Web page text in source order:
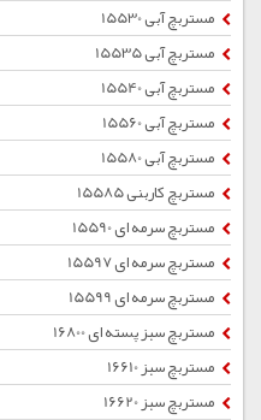
مستربچ آبی 15530
مستربچ آبی 15535
مستربچ آبی 15540
مستربچ آبی 15560
مستربچ آبی 15580
مستربچ کاربنی 15585
مستربچ سرمه ای 15590
مستربچ سرمه ای 15597
مستربچ سرمه ای 15599
مستربچ سبز پسته ای 16800
مستربچ سبز 16610
مستربچ سبز 16620